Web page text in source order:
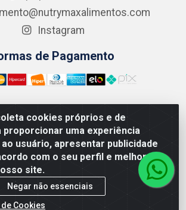
cookies próprios e de
uma experiência
usuário, apresentar publicidade
com o seu perfil e melhorar a
site.
Negar não essenciais
Cookies
Instagram
de Pagamento
DE PRODUTOS ALIMENTICIOS
DO FEIJÃO, 721 PENHA CIRCULAR/RJ -
CNPJ: 15.796.122/0001-03